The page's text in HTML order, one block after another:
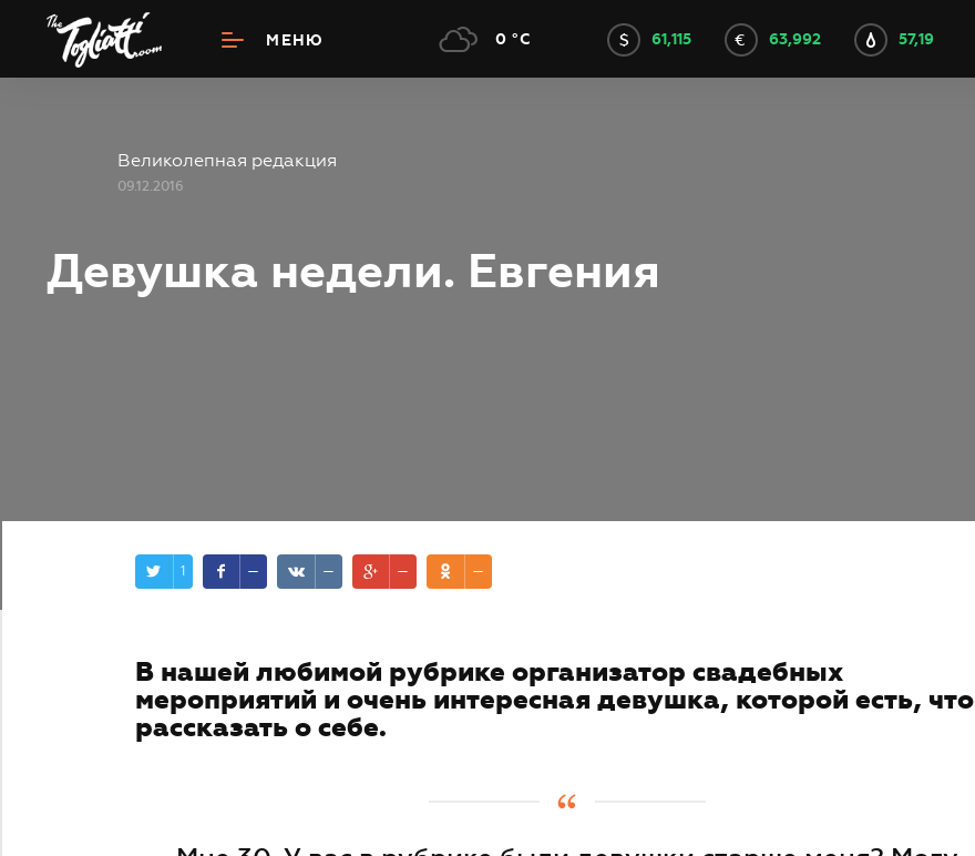
МЕНЮ 3 0 °C 61,115 63,992 57,19
Великолепная редакция
09.12.2016
Девушка недели. Евгения
1 — — — —
В нашей любимой рубрике организатор свадебных
мероприятий и очень интересная девушка, которой есть, что
рассказать о себе.